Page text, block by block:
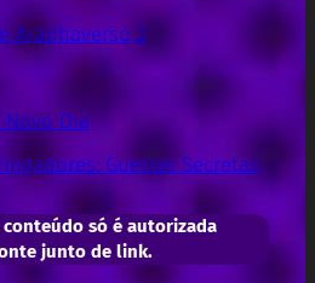
Aranhaverso 2
Novo Dia
Guerras Secretas
só é autorizada
junto de link.